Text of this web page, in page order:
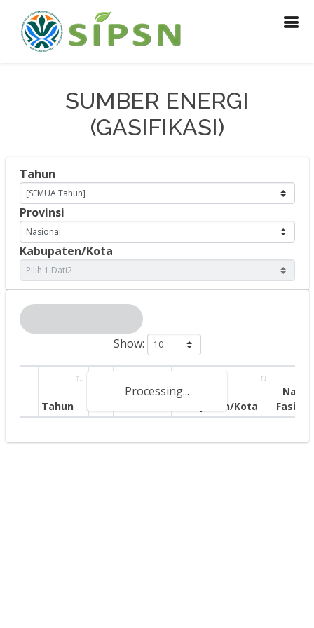
SUMBER ENERGI
(GASIFIKASI)
Tahun
Provinsi
Kabupaten/Kota
Show:
Tahun Kabupaten/Kota
Nama
Processing...